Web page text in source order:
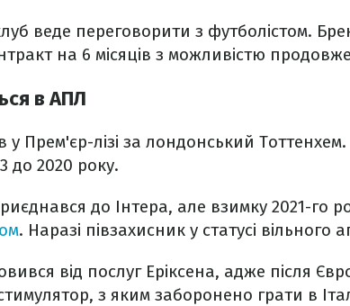
веде переговорити з футболістом.
на 6 місяців з можливістю
в АПЛ
у Прем'єр-лізі за лондонський
до 2020 року.
до Інтера, але взимку 2021-го
. Наразі півзахисник у статусі вільного
від послуг Еріксена, адже після
з яким заборонено грати в